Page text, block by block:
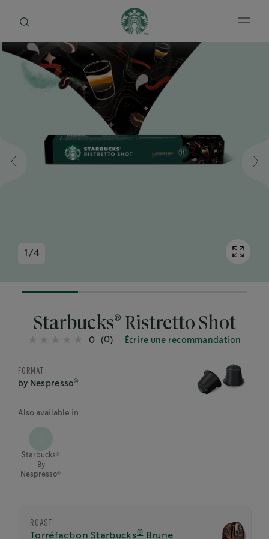
Open
1 /4
25%
Starbucks® Ristretto Shot
0 (0) Écrire une recommandation
FORMAT
by Nespresso®
Also available in:
Starbucks®
By
Nespresso®
ROAST
Torréfaction Starbucks®Brune